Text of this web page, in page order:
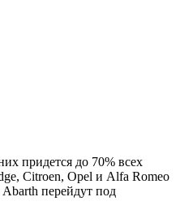
придется до 70% всех
Citroen, Opel и Alfa Romeo
перейдут под